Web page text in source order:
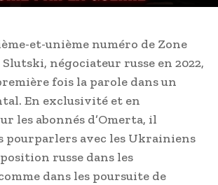
et-unième numéro de Zone
Slutski, négociateur russe en 2022,
fois la parole dans un
En exclusivité et en
les abonnés d’Omerta, il
pourparlers avec les Ukrainiens
russe dans les
dans les poursuite de